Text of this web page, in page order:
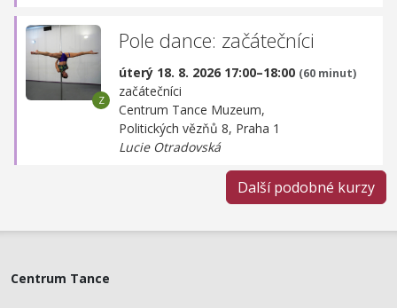
Pole dance: začátečníci
úterý 18. 8. 2026 17:00–18:00 (60 minut)
začátečníci
Centrum Tance Muzeum,
Politických vězňů 8, Praha 1
Lucie Otradovská
Další podobné kurzy
Centrum Tance